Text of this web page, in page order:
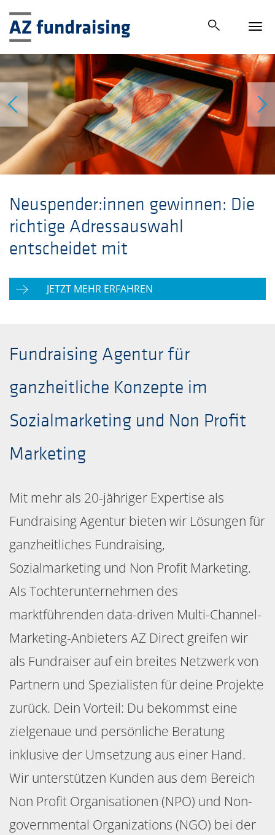
Neuspender:innen gewinnen: Die
richtige Adressauswahl
entscheidet mit
JETZT MEHR ERFAHREN
Fundraising Agentur für
ganzheitliche Konzepte im
Sozialmarketing und Non Profit
Marketing
Mit mehr als 20-jähriger Expertise als
Fundraising Agentur bieten wir Lösungen für
ganzheitliches Fundraising,
Sozialmarketing und Non Profit Marketing.
Als Tochterunternehmen des
marktführenden data-driven Multi-Channel-
Marketing-Anbieters AZ Direct greifen wir
als Fundraiser auf ein breites Netzwerk von
Partnern und Spezialisten für deine Projekte
zurück. Dein Vorteil: Du bekommst eine
zielgenaue und persönliche Beratung
inklusive der Umsetzung aus einer Hand.
Wir unterstützen Kunden aus dem Bereich
Non Profit Organisationen (NPO) und Non-
governmental Organizations (NGO) bei der